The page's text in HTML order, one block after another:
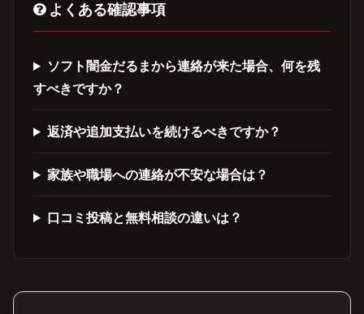
よくある確認事項
ソフト闇金だるまから連絡が来た場合、何を残
すべきですか？
返済や追加支払いを続けるべきですか？
家族や職場への連絡が不安な場合は？
口コミ投稿と無料相談の違いは？